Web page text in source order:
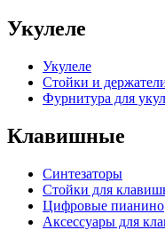
Укулеле
Укулеле
Стойки и
Фурнитура для
Клавишные
Синтезаторы
Стойки для
Цифровые пианино
Аксессуары для